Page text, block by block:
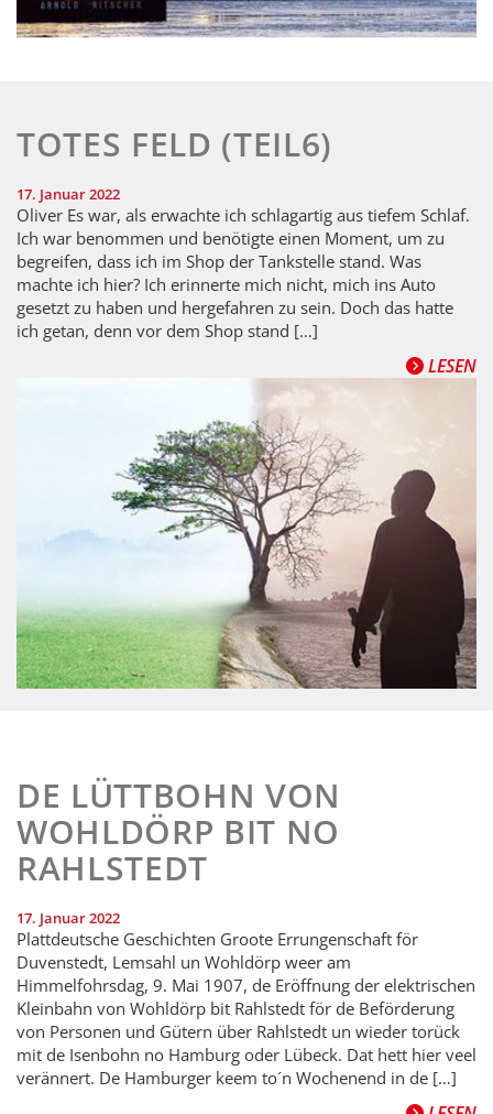
TOTES FELD (TEIL6)
17. Januar 2022
Oliver Es war, als erwachte ich schlagartig aus tiefem Schlaf.
Ich war benommen und benötigte einen Moment, um zu
begreifen, dass ich im Shop der Tankstelle stand. Was
machte ich hier? Ich erinnerte mich nicht, mich ins Auto
gesetzt zu haben und hergefahren zu sein. Doch das hatte
ich getan, denn vor dem Shop stand […]
LESEN
DE LÜTTBOHN VON
WOHLDÖRP BIT NO
RAHLSTEDT
17. Januar 2022
Plattdeutsche Geschichten Groote Errungenschaft för
Duvenstedt, Lemsahl un Wohldörp weer am
Himmelfohrsdag, 9. Mai 1907, de Eröffnung der elektrischen
Kleinbahn von Wohldörp bit Rahlstedt för de Beförderung
von Personen und Gütern über Rahlstedt un wieder torück
mit de Isenbohn no Hamburg oder Lübeck. Dat hett hier veel
verännert. De Hamburger keem to´n Wochenend in de […]